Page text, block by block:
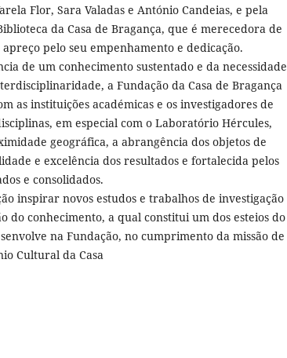
Flor, Sara Valadas e António Candeias, e pela
da Casa de Bragança, que é merecedora de
pelo seu empenhamento e dedicação.
de um conhecimento sustentado e da necessidade
a Fundação da Casa de Bragança
as instituições académicas e os investigadores de
em especial com o Laboratório Hércules,
geográfica, a abrangência dos objetos de
e excelência dos resultados e fortalecida pelos
e consolidados.
inspirar novos estudos e trabalhos de investigação
do conhecimento, a qual constitui um dos esteios do
na Fundação, no cumprimento da missão de
Cultural da Casa